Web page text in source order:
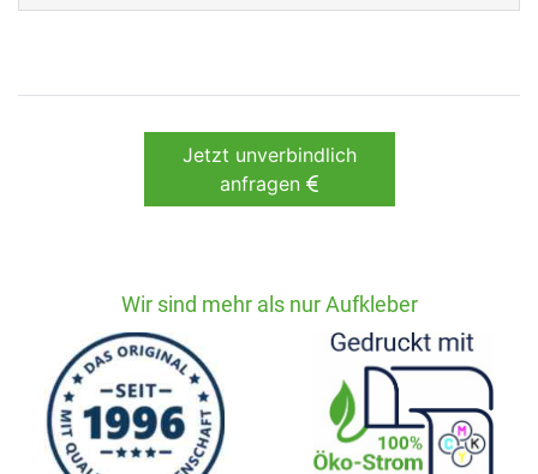
Jetzt unverbindlich
anfragen
Wir sind mehr als nur Aufkleber